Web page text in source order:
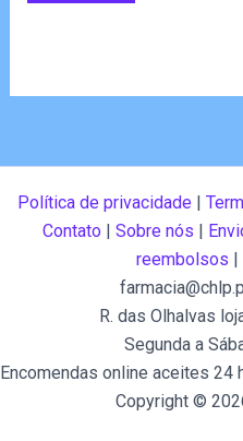
Política de privacidade |
Contato | Sobre nós |
reembolsos |
R. das Olhalvas
Segunda a
Encomendas online aceites 24
Copyright ©